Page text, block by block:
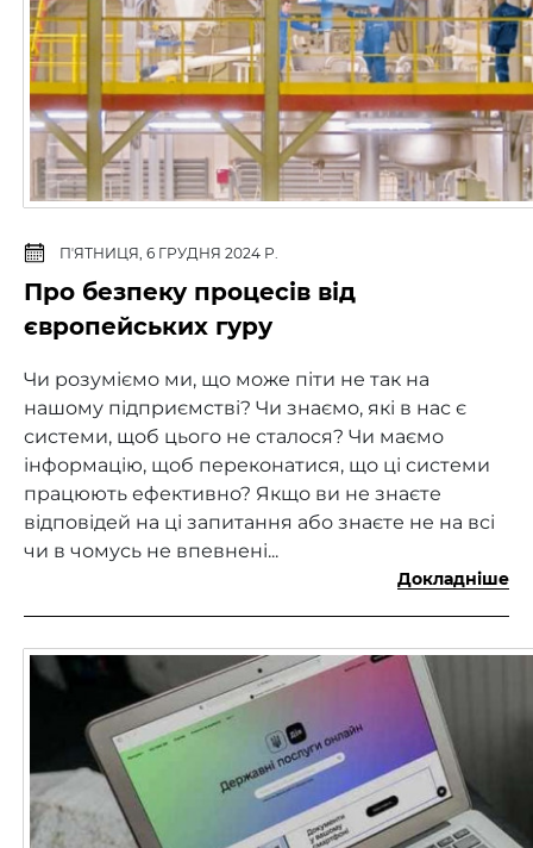
ПʼЯТНИЦЯ, 6 ГРУДНЯ 2024 Р.
Про безпеку процесів від
європейських гуру
Чи розуміємо ми, що може піти не так на
нашому підприємстві? Чи знаємо, які в нас є
системи, щоб цього не сталося? Чи маємо
інформацію, щоб переконатися, що ці системи
працюють ефективно? Якщо ви не знаєте
відповідей на ці запитання або знаєте не на всі
чи в чомусь не впевнені...
Докладніше